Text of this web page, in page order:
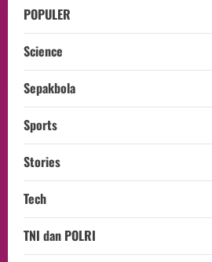
POPULER
Science
Sepakbola
Sports
Stories
Tech
TNI dan POLRI